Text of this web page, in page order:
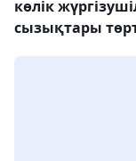
көлік
сызықтары